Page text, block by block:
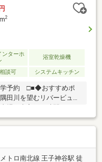
都営バス乗車で王子神谷
17分●王子神谷駅までは徒
大な敷地を利用した、全
庫に時間がかからず、
親族やお友達にお泊り
でもお子さんが遊べるキ
勉強に集中できるスタデ
ではの充実した共用施設
2
ンターホ
浴室乾燥機
談可 システムキッチン
予約 □■◆おすすめポ
田川を望むリバービュ
）※空き要確認■大規模物
設（ゲストルーム・キッ
）■新田稲荷公園まで徒
の場、お子様の遊び場
や和室に布団クローゼ
トロ南北線 王子神谷駅 徒